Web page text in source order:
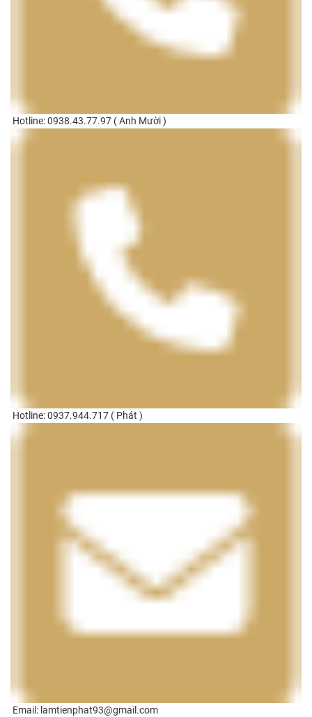
Hotline: 0938.43.77.97 ( Anh Mười )
Hotline: 0937.944.717 ( Phát )
Email: lamtienphat93@gmail.com